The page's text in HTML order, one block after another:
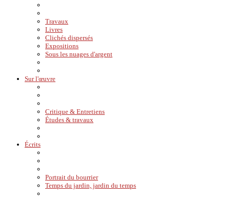
Travaux
Livres
Clichés dispersés
Expositions
Sous les nuages d'argent
Sur l'œuvre
Critique & Entretiens
Études & travaux
Écrits
Portrait du bourrier
Temps du jardin, jardin du temps